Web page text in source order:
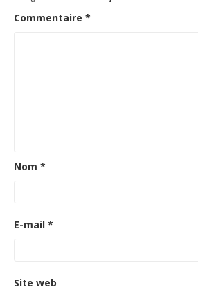
Commentaire *
Nom *
E-mail *
Site web